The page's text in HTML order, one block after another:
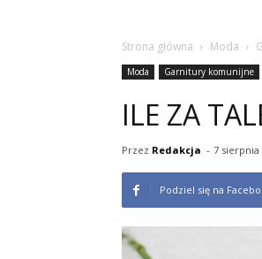
Strona główna Moda
Moda Garnitury komunijne
ILE ZA
Przez Redakcja - 7 sierpnia
Podziel się na